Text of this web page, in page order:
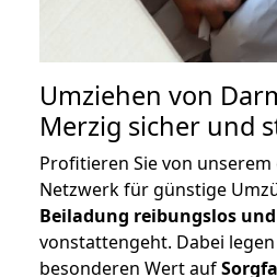
Umziehen von
Merzig sicher und
Profitieren Sie von
Netzwerk für günstige
Beiladung reibungslos
vonstattengeht. Dabei
besonderen Wert auf